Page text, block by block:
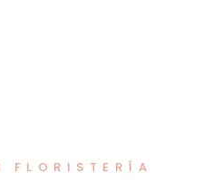
FLORISTERÍA